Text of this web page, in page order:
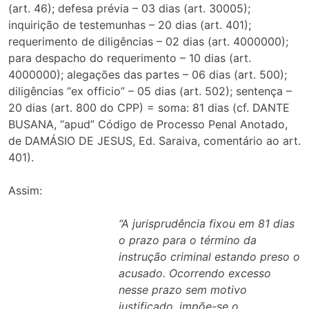
(art. 46); defesa prévia – 03 dias (art. 30005);
inquirição de testemunhas – 20 dias (art. 401);
requerimento de diligências – 02 dias (art. 4000000);
para despacho do requerimento – 10 dias (art.
4000000); alegações das partes – 06 dias (art. 500);
diligências “ex officio” – 05 dias (art. 502); sentença –
20 dias (art. 800 do CPP) = soma: 81 dias (cf. DANTE
BUSANA, “apud” Código de Processo Penal Anotado,
de DAMÁSIO DE JESUS, Ed. Saraiva, comentário ao art.
401).
Assim:
“A jurisprudência fixou em 81 dias
o prazo para o término da
instrução criminal estando preso o
acusado. Ocorrendo excesso
nesse prazo sem motivo